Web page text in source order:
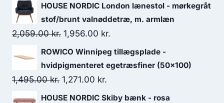
HOUSE NORDIC London lænestol - mørkegråt
stof/brunt valnøddetræ, m. armlæn
2,059.00kr. 1,956.00 kr.
ROWICO Winnipeg tillægsplade -
hvidpigmenteret egetræsfiner (50x100)
1,495.00kr. 1,271.00 kr.
HOUSE NORDIC Skiby bænk - rosa